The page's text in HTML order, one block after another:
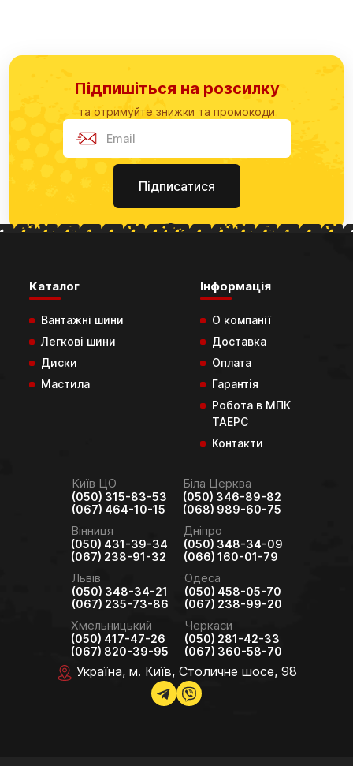
Підпишіться на розсилку
та отримуйте знижки та промокоди
Підписатися
Каталог
Вантажні шини
Легкові шини
Диски
Мастила
Інформація
О компанії
Доставка
Оплата
Гарантія
Робота в МПК
ТАЕРС
Контакти
Київ ЦО
(050) 315-83-53
(067) 464-10-15
Біла Церква
(050) 346-89-82
(068) 989-60-75
Вінниця
(050) 431-39-34
(067) 238-91-32
Дніпро
(050) 348-34-09
(066) 160-01-79
Львів
(050) 348-34-21
(067) 235-73-86
Одеса
(050) 458-05-70
(067) 238-99-20
Хмельницький
(050) 417-47-26
(067) 820-39-95
Черкаси
(050) 281-42-33
(067) 360-58-70
Україна, м. Київ, Столичне шосе, 98